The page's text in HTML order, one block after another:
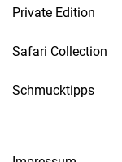
Private Edition
Safari Collection
Schmucktipps